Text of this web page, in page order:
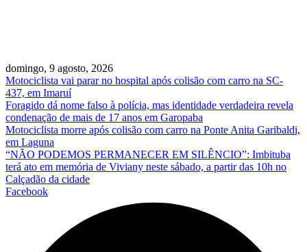
domingo, 9 agosto, 2026
Motociclista vai parar no hospital após colisão com carro na SC-
437, em Imaruí
Foragido dá nome falso à polícia, mas identidade verdadeira revela
condenação de mais de 17 anos em Garopaba
Motociclista morre após colisão com carro na Ponte Anita Garibaldi,
em Laguna
“NÃO PODEMOS PERMANECER EM SILÊNCIO”: Imbituba
terá ato em memória de Viviany neste sábado, a partir das 10h no
Calçadão da cidade
Facebook